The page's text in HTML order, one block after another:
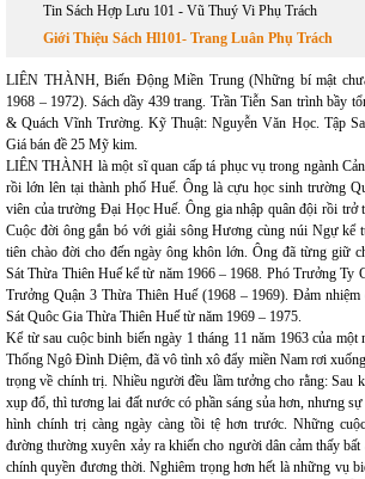
Tin Sách Hợp Lưu 101 - Vũ Thuý Vi Phụ Trách
Giới Thiệu Sách Hl101- Trang Luân Phụ Trách
LIÊN THÀNH, Biến Động Miền Trung (Những bí mật
1968 – 1972). Sách dầy 439 trang. Trần Tiễn San trình bầy
& Quách Vĩnh Trường. Kỹ Thuật: Nguyễn Văn Học. Tập
Giá bán đề 25 Mỹ kim.
LIÊN THÀNH là một sĩ quan cấp tá phục vụ trong ngành
rồi lớn lên tại thành phố Huế. Ông là cựu học sinh trường
viên của trường Đại Học Huế. Ông gia nhập quân đội rồi trở
Cuộc đời ông gắn bó với giải sông Hương cùng núi Ngự kể
tiên chào đời cho đến ngày ông khôn lớn. Ông đã từng giữ
Sát Thừa Thiên Huế kể từ năm 1966 – 1968. Phó Trưởng Ty
Trưởng Quận 3 Thừa Thiên Huế (1968 – 1969). Đảm
Sát Quôc Gia Thừa Thiên Huế từ năm 1969 – 1975.
Kể từ sau cuộc binh biến ngày 1 tháng 11 năm 1963 của
Thống Ngô Đình Diệm, đã vô tình xô đẩy miền Nam rơi
trọng về chính trị. Nhiều người đều lầm tưởng cho rằng: Sau
xụp đổ, thì tương lai đất nước có phần sáng sủa hơn, nhưng
hình chính trị càng ngày càng tồi tệ hơn trước. Những
đường thường xuyên xảy ra khiến cho người dân cảm thấy
chính quyền đương thời. Nghiêm trọng hơn hết là những vụ